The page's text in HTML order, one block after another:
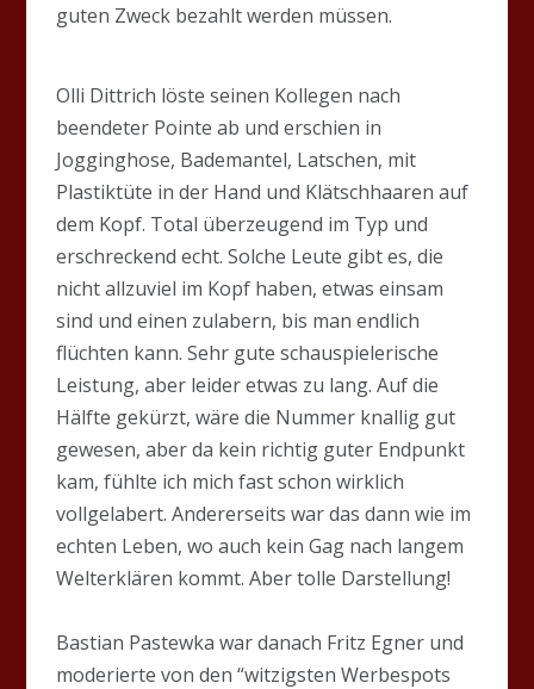
guten Zweck bezahlt werden müssen.
Olli Dittrich löste seinen Kollegen nach
beendeter Pointe ab und erschien in
Jogginghose, Bademantel, Latschen, mit
Plastiktüte in der Hand und Klätschhaaren auf
dem Kopf. Total überzeugend im Typ und
erschreckend echt. Solche Leute gibt es, die
nicht allzuviel im Kopf haben, etwas einsam
sind und einen zulabern, bis man endlich
flüchten kann. Sehr gute schauspielerische
Leistung, aber leider etwas zu lang. Auf die
Hälfte gekürzt, wäre die Nummer knallig gut
gewesen, aber da kein richtig guter Endpunkt
kam, fühlte ich mich fast schon wirklich
vollgelabert. Andererseits war das dann wie im
echten Leben, wo auch kein Gag nach langem
Welterklären kommt. Aber tolle Darstellung!
Bastian Pastewka war danach Fritz Egner und
moderierte von den “witzigsten Werbespots